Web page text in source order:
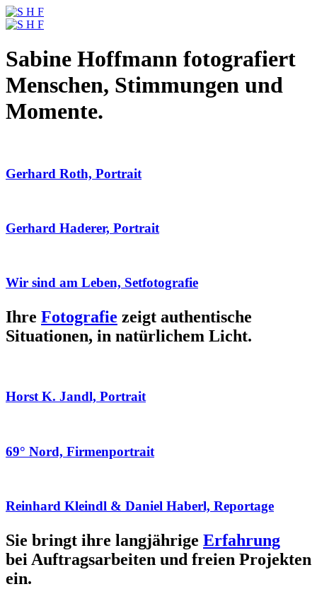
Sabine Hoffmann fotografiert
Menschen, Stimmungen und
Momente.
Gerhard Roth, Portrait
Gerhard Haderer, Portrait
Wir sind am Leben, Setfotografie
Ihre Fotografie zeigt authentische
Situationen, in natürlichem Licht.
Horst K. Jandl, Portrait
69° Nord, Firmenportrait
Reinhard Kleindl & Daniel Haberl, Reportage
Sie bringt ihre langjährige Erfahrung
bei Auftragsarbeiten und freien Projekten
ein.